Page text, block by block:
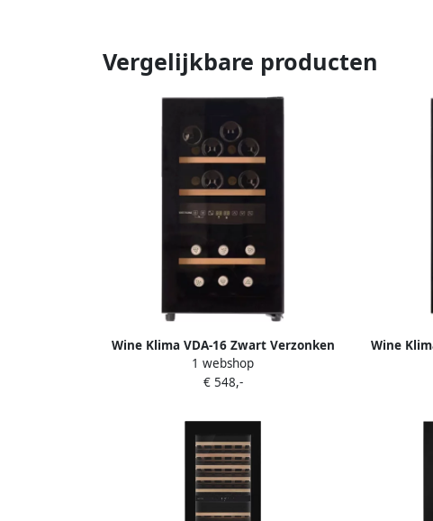
Vergelijkbare producten
Wine Klima VDA-16 Zwart Verzonken
greep Wijnklimaatkast Vrijstaand 16
flessen 2 zones
1 webshop
€ 548,-
Wine
greep